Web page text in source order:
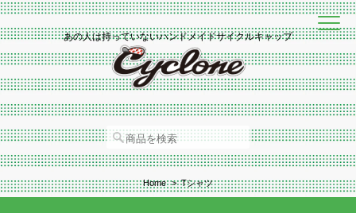
あの人は持っていないハンドメイドサイクルキャップ
Home Tシャツ